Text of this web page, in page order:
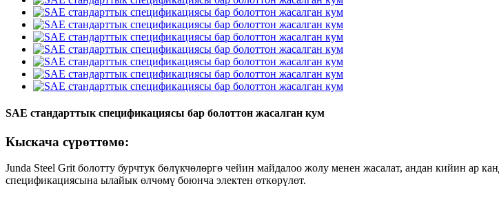
SAE стандарттык спецификациясы бар болоттон жасалган кум
Кыскача сүрөттөмө:
Junda Steel Grit болотту бурчтук бөлүкчөлөргө чейин майдалоо жолу менен жасалат, андан кийин ар
спецификациясына ылайык өлчөмү боюнча электен өткөрүлөт.